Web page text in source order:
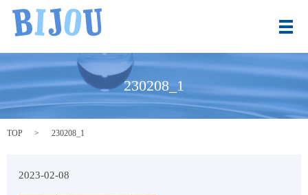
メ
230208_1
TOP 230208_1
2023-02-08